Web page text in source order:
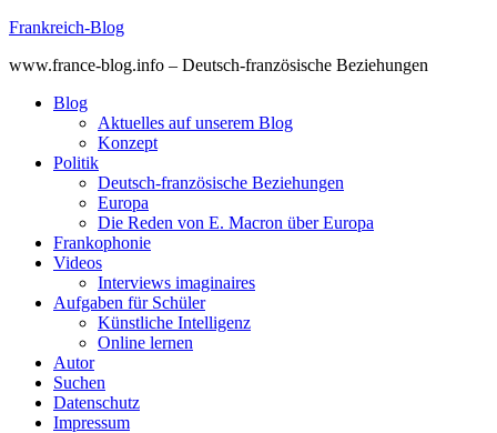
Skip
content
Frankreich-Blog
www.france-blog.info – Deutsch-französische Beziehungen
Blog
Aktuelles auf unserem Blog
Konzept
Politik
Deutsch-französische Beziehungen
Europa
Die Reden von E. Macron über Europa
Frankophonie
Videos
Interviews imaginaires
Aufgaben für Schüler
Künstliche Intelligenz
Online lernen
Autor
Suchen
Datenschutz
Impressum